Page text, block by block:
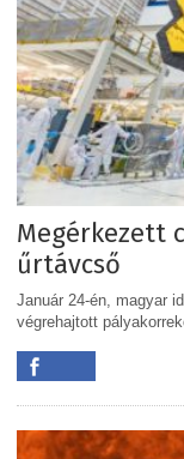
Megérkezett
űrtávcső
Január 24-én, magyar
végrehajtott